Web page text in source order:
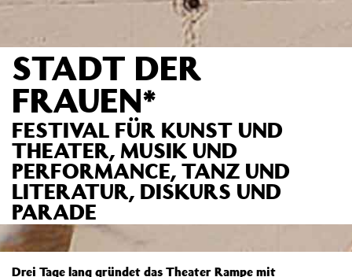
STADT DER
FRAUEN*
FESTIVAL FÜR KUNST UND
THEATER, MUSIK UND
PERFORMANCE, TANZ UND
LITERATUR, DISKURS UND
PARADE
Drei Tage lang gründet das Theater Rampe mit